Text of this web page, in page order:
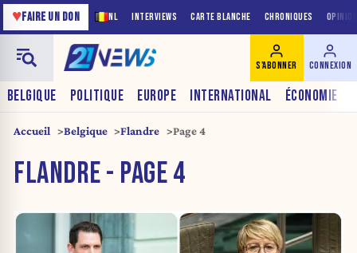
NL INTERVIEWS CARTE BLANCHE CHRONIQUES
♥FAIRE UN DON
BELGIQUE POLITIQUE EUROPE INTERNATIONAL ÉCONOMIE
S'ABONNER CONNEXION
Accueil Belgique Flandre Page 4
FLANDRE - PAGE 4